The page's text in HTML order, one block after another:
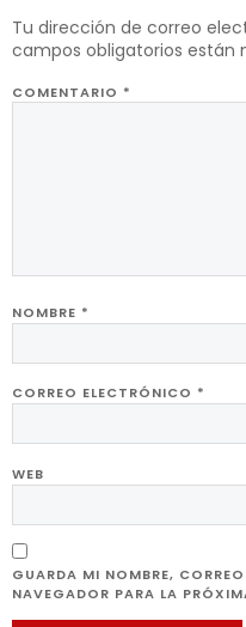
Tu dirección de correo
campos obligatorios están
COMENTARIO *
NOMBRE *
CORREO ELECTRÓNICO *
WEB
GUARDA MI NOMBRE,
NAVEGADOR PARA LA